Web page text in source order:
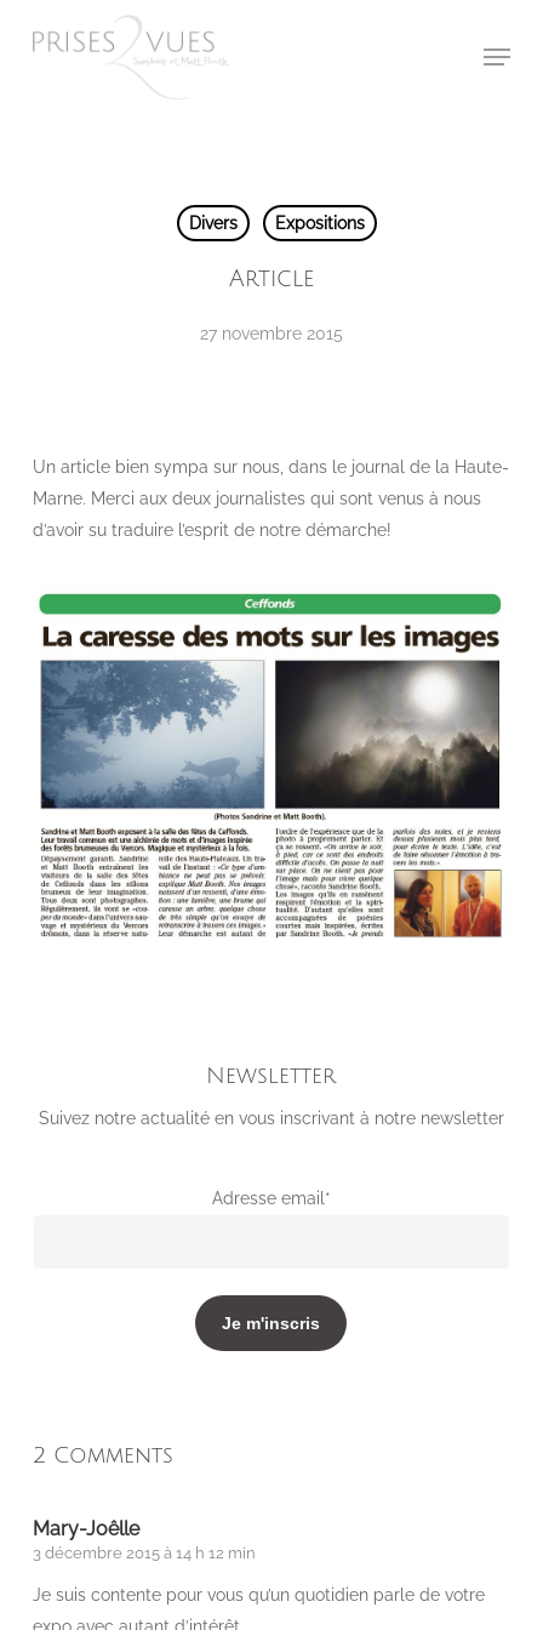
Menu
Divers Expositions
Article
27 novembre 2015
Un article bien sympa sur nous, dans le journal de la Haute-
Marne. Merci aux deux journalistes qui sont venus à nous
d’avoir su traduire l’esprit de notre démarche!
Newsletter
Suivez notre actualité en vous inscrivant à notre newsletter
Adresse email*
2 Comments
Mary-Joêlle
3 décembre 2015 à 14 h 12 min
Je suis contente pour vous qu’un quotidien parle de votre
expo avec autant d’intérêt….